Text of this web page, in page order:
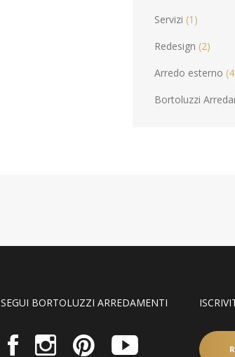
Servizi (1)
Redesign (2)
Arredo esterno
Bortoluzzi
SEGUI BORTOLUZZI ARREDAMENTI